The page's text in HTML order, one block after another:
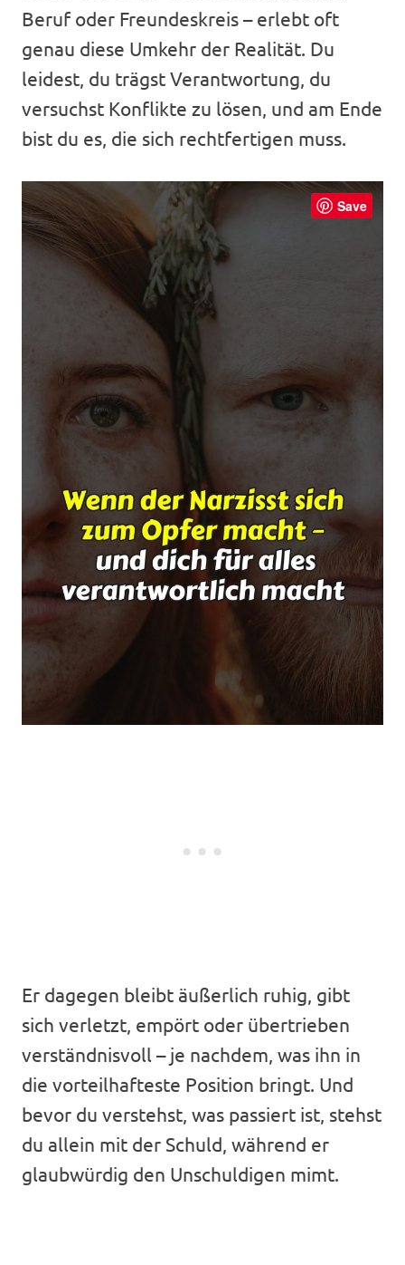
Beruf oder Freundeskreis – erlebt oft
genau diese Umkehr der Realität. Du
leidest, du trägst Verantwortung, du
versuchst Konflikte zu lösen, und am Ende
bist du es, die sich rechtfertigen muss.
Save
Er dagegen bleibt äußerlich ruhig, gibt
sich verletzt, empört oder übertrieben
verständnisvoll – je nachdem, was ihn in
die vorteilhafteste Position bringt. Und
bevor du verstehst, was passiert ist, stehst
du allein mit der Schuld, während er
glaubwürdig den Unschuldigen mimt.